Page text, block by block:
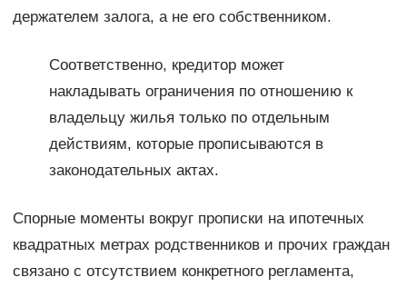
держателем залога, а не его собственником.
Соответственно, кредитор может
накладывать ограничения по отношению к
владельцу жилья только по отдельным
действиям, которые прописываются в
законодательных актах.
Спорные моменты вокруг прописки на ипотечных
квадратных метрах родственников и прочих граждан
связано с отсутствием конкретного регламента,